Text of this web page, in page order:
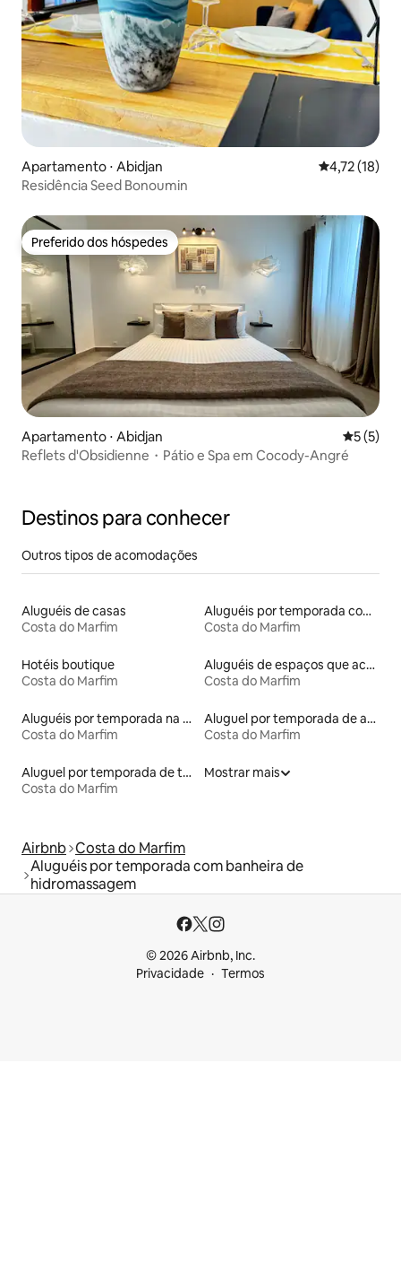
Apartamento ⋅ Abidjan 4,72 de uma
4,72 (18)
Residência Seed Bonoumin
Preferido dos hóspedes
Preferido dos hóspedes
Apartamento ⋅ Abidjan 5 de
5 (5)
Reflets d'Obsidienne・Pátio e Spa em Cocody-Angré
Destinos para conhecer
Outros tipos de acomodações
Aluguéis de casas
Costa do Marfim
Aluguéis por temporada com acesso ao lago
Costa do Marfim
Hotéis boutique
Costa do Marfim
Aluguéis de espaços que aceitam animais de estimação
Costa do Marfim
Aluguéis por temporada na orla
Costa do Marfim
Aluguel por temporada de apart-hotéis
Costa do Marfim
Aluguel por temporada de townhouses
Costa do Marfim
Mostrar mais
Airbnb Costa do Marfim
Aluguéis por temporada com banheira de
hidromassagem
© 2026 Airbnb, Inc.
Privacidade
Termos